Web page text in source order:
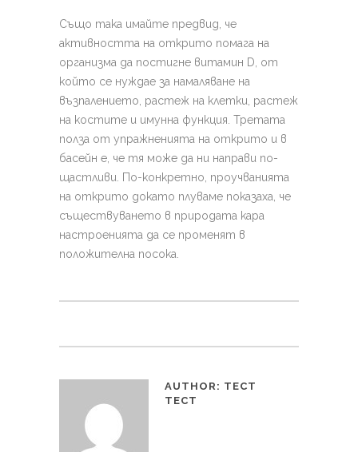
Също така имайте предвид, че
активността на открито помага на
организма да постигне витамин D, от
който се нуждае за намаляване на
възпалението, растеж на клетки, растеж
на костите и имунна функция. Третата
полза от упражненията на открито и в
басейн е, че тя може да ни направи по-
щастливи. По-конкретно, проучванията
на открито докато плуваме показаха, че
съществуването в природата кара
настроенията да се променят в
положителна посока.
AUTHOR: ТЕСТ
ТЕСТ